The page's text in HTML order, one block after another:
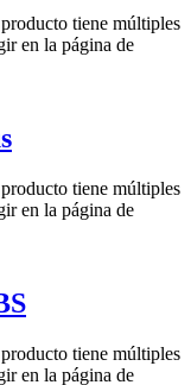
tiene múltiples
en la página de
tiene múltiples
en la página de
tiene múltiples
en la página de